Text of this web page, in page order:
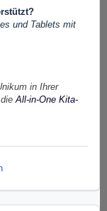
und Tablets mit
in Ihrer
dieAll-in-One Kita-